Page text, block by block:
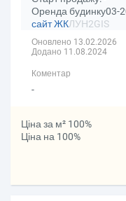
Оренда будинку03-
сайт ЖКЛУН2GIS
Оновлено 13.02.2026
Додано 11.08.2024
Коментар
-
Ціна за м² 100%
Ціна на 100%